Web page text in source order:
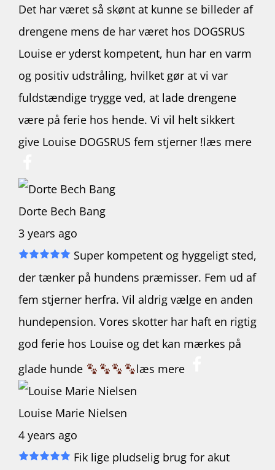
Det har været så skønt at kunne se billeder af
drengene mens de har været hos DOGSRUS
Louise er yderst kompetent, hun har en varm
og positiv udstråling, hvilket gør at vi var
fuldstændige trygge ved, at lade drengene
være på ferie hos hende. Vi vil helt sikkert
give Louise DOGSRUS fem stjerner !læs mere
Dorte Bech Bang
3 years ago
Super kompetent og hyggeligt sted,
der tænker på hundens præmisser. Fem ud af
fem stjerner herfra. Vil aldrig vælge en anden
hundepension. Vores skotter har haft en rigtig
god ferie hos Louise og det kan mærkes på
glade hunde
læs mere
Louise Marie Nielsen
4 years ago
Fik lige pludselig brug for akut